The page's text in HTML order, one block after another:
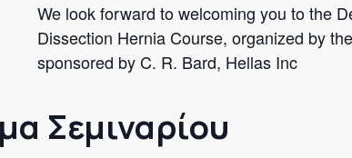
We look forward to welcoming you to the
Dissection Hernia Course, organized by
sponsored by C. R. Bard, Hellas Inc
Σεμιναρίου